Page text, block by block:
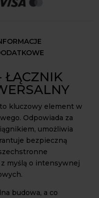
Pacanów
ŁĄCZNIK
to kluczowy element w
Odpowiada za
umożliwia
bezpieczną
myślą o intensywnej
budowa, a co